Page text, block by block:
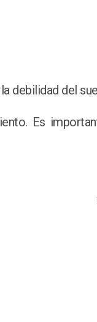
debilidad del
Es